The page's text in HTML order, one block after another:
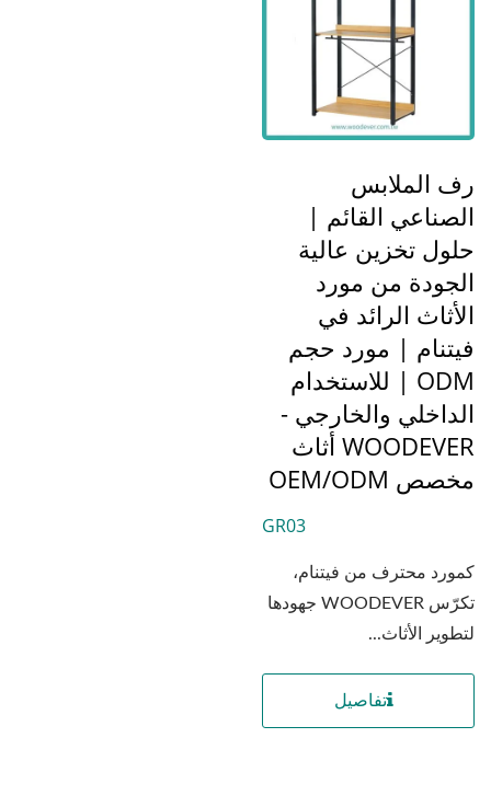
رف الملابس
الصناعي القائم |
حلول تخزين عالية
الجودة من مورد
الأثاث الرائد في
فيتنام | مورد حجم
ODM | للاستخدام
الداخلي والخارجي -
WOODEVER أثاث
مخصص OEM/ODM
GR03
كمورد محترف من فيتنام،
تكرّس WOODEVER جهودها
لتطوير الأثاث...
تفاصيل